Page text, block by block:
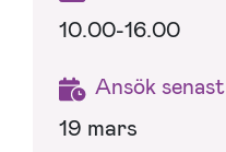
10.00-16.00
Ansök senast
19 mars